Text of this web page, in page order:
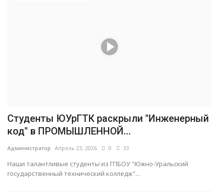
Студенты ЮУрГТК раскрыли "Инженерный
код" в ПРОМЫШЛЕННОЙ...
Администратор Апрель 23, 2026 0 33
Наши талантливые студенты из ГПБОУ "Южно-Уральский
государственный технический колледж"...